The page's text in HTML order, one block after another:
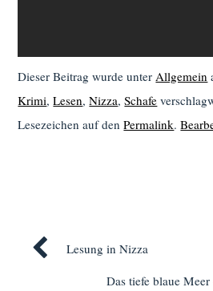
Dieser Beitrag wurde unterAllgemein
Krimi,Lesen,Nizza,Schafe
Lesezeichen auf denPermalink.
Lesung in Nizza
Das tiefe blaue